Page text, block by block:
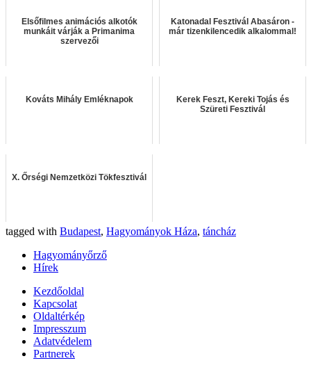
Elsőfilmes animációs alkotók
munkáit várják a Primanima
szervezői
Katonadal Fesztivál Abasáron -
már tizenkilencedik alkalommal!
Kováts Mihály Emléknapok
Kerek Feszt, Kereki Tojás és
Szüreti Fesztivál
X. Őrségi Nemzetközi Tökfesztivál
tagged with Budapest, Hagyományok Háza, táncház
Hagyományőrző
Hírek
Kezdőoldal
Kapcsolat
Oldaltérkép
Impresszum
Adatvédelem
Partnerek